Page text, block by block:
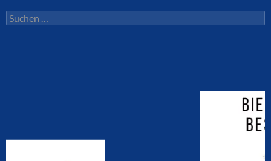
Suchen
nach: